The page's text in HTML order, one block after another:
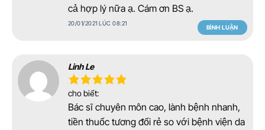
cả hợp lý nữa ạ. Cám ơn BS ạ.
20/01/2021 LÚC 08:21
BÌNH LUẬN
Linh Le
cho biết:
Bác sĩ chuyên môn cao, lành bệnh nhanh,
tiền thuốc tương đối rẻ so với bệnh viện da